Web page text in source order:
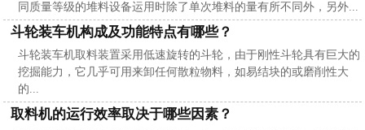
同质量等级的堆料设备运用时除了单次堆料的量有所不同外，另外...
斗轮装车机构成及功能特点有哪些？
斗轮装车机取料装置采用低速旋转的斗轮，由于刚性斗轮具有巨大的
挖掘能力，它几乎可用来卸任何散粒物料，如易结块的或磨削性大
的...
取料机的运行效率取决于哪些因素？